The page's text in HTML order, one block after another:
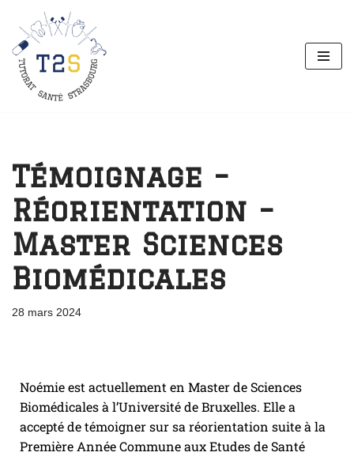
Aller
au
contenu
Témoignage –
Réorientation –
Master Sciences
Biomédicales
28 mars 2024
Noémie est actuellement en Master de Sciences
Biomédicales à l’Université de Bruxelles. Elle a
accepté de témoigner sur sa réorientation suite à la
Première Année Commune aux Etudes de Santé